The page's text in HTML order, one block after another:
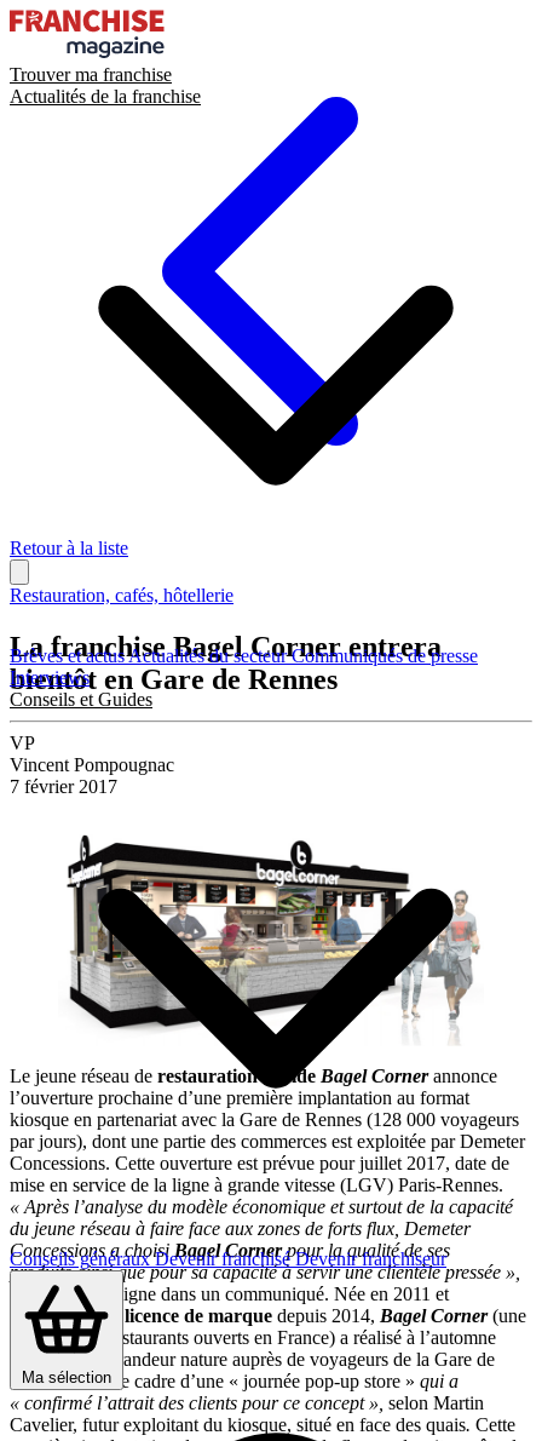
Trouver ma franchise
Actualités de la franchise
Brèves et actusActualités du secteurCommuniqués de presse
Interviews
Conseils et Guides
Conseils générauxDevenir franchiséDevenir franchiseur
Ma sélection
Retour à la liste
Restauration, cafés, hôtellerie
La franchise Bagel Corner entrera
bientôt en Gare de Rennes
VP
Vincent Pompougnac
7 février 2017
Le jeune réseau de restauration rapide Bagel Corner annonce
l’ouverture prochaine d’une première implantation au format
kiosque en partenariat avec la Gare de Rennes (128 000 voyageurs
par jours), dont une partie des commerces est exploitée par Demeter
Concessions. Cette ouverture est prévue pour juillet 2017, date de
mise en service de la ligne à grande vitesse (LGV) Paris-Rennes.
« Après l’analyse du modèle économique et surtout de la capacité
du jeune réseau à faire face aux zones de forts flux, Demeter
Concessions a choisi Bagel Cornerpour la qualité de ses
produits ainsi que pour sa capacité à servir une clientèle pressée »,
souligne l’enseigne dans un communiqué. Née en 2011 et
développée en licence de marque depuis 2014, Bagel Corner(une
vingtaine de restaurants ouverts en France) a réalisé à l’automne
2016 un test grandeur nature auprès de voyageurs de la Gare de
Rennes, dans le cadre d’une « journée pop-up store » qui a
« confirmé l’attrait des clients pour ce concept », selon Martin
Cavelier, futur exploitant du kiosque, situé en face des quais. Cette